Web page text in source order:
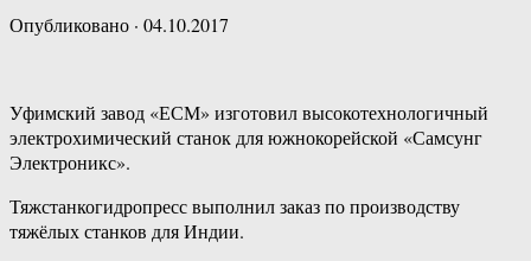
Опубликовано · 04.10.2017
Уфимский завод «ЕСМ» изготовил высокотехнологичный
электрохимический станок для южнокорейской «Самсунг
Электроникс».
Тяжстанкогидропресс выполнил заказ по производству
тяжёлых станков для Индии.